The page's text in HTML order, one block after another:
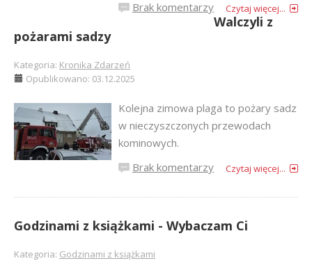
Brak komentarzy Czytaj więcej...
Walczyli z
pożarami sadzy
Kategoria: Kronika Zdarzeń
Opublikowano: 03.12.2025
Kolejna zimowa plaga to pożary sadz
w nieczyszczonych przewodach
kominowych.
Brak komentarzy
Czytaj więcej...
Godzinami z książkami - Wybaczam Ci
Kategoria: Godzinami z książkami